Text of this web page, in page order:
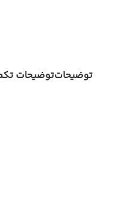
توضیحاتتوضیحات